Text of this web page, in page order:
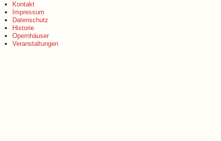
Kontakt
Impressum
Datenschutz
Historie
Opernhäuser
Veranstaltungen